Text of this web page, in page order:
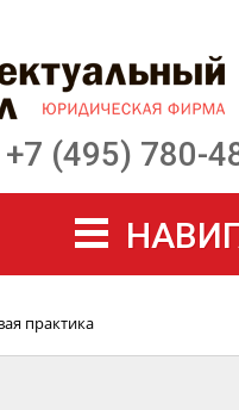
+7 (495) 780-
практика